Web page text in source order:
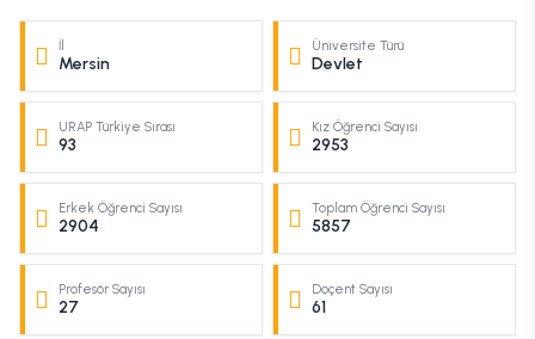
İl
Mersin
Üniversite Türü
Devlet
URAP Türkiye Sırası
93
Kız Öğrenci Sayısı
2953
Erkek Öğrenci Sayısı
2904
Toplam Öğrenci Sayısı
5857
Profesör Sayısı
27
Doçent Sayısı
61